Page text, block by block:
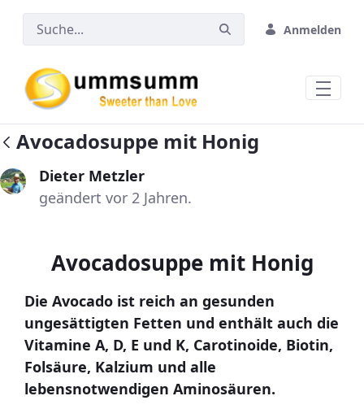
Zum Hauptinhalt springen
Anmelden
Avocadosuppe mit Honig
Dieter Metzler
geändert vor 2 Jahren.
Avocadosuppe mit Honig
Die Avocado ist reich an gesunden
ungesättigten Fetten und enthält auch die
Vitamine A, D, E und K, Carotinoide, Biotin,
Folsäure, Kalzium und alle
lebensnotwendigen Aminosäuren.